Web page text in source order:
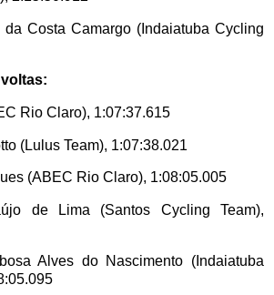
Costa Camargo (Indaiatuba Cycling
Rio Claro), 1:07:37.615
(Lulus Team), 1:07:38.021
(ABEC Rio Claro), 1:08:05.005
de Lima (Santos Cycling Team),
Alves do Nascimento (Indaiatuba